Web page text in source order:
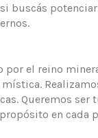
buscás
el reino
Queremos ser
en cada